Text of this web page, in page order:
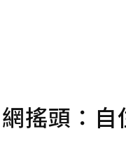
搖頭：自